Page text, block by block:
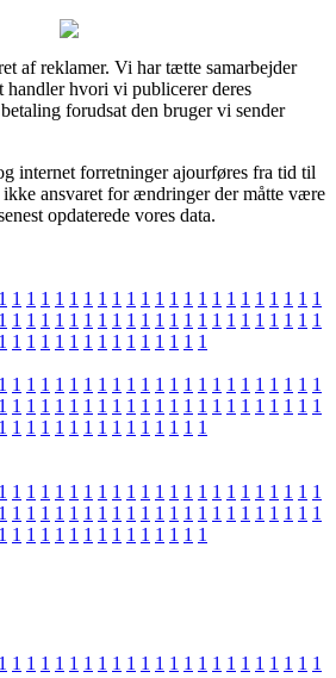
af reklamer. Vi har tætte samarbejder
handler hvori vi publicerer deres
forudsat den bruger vi sender
internet forretninger ajourføres fra tid til
ikke ansvaret for ændringer der måtte være
opdaterede vores data.
1 1 1 1 1 1 1 1 1 1 1 1 1 1 1 1 1 1 1 1 1 1 1
1 1 1 1 1 1 1 1 1 1 1 1 1 1 1 1 1 1 1 1 1 1 1
1 1 1 1 1 1 1 1 1 1 1 1 1 1 1
1 1 1 1 1 1 1 1 1 1 1 1 1 1 1 1 1 1 1 1 1 1 1
1 1 1 1 1 1 1 1 1 1 1 1 1 1 1 1 1 1 1 1 1 1 1
1 1 1 1 1 1 1 1 1 1 1 1 1 1 1
1 1 1 1 1 1 1 1 1 1 1 1 1 1 1 1 1 1 1 1 1 1 1
1 1 1 1 1 1 1 1 1 1 1 1 1 1 1 1 1 1 1 1 1 1 1
1 1 1 1 1 1 1 1 1 1 1 1 1 1 1
1 1 1 1 1 1 1 1 1 1 1 1 1 1 1 1 1 1 1 1 1 1 1